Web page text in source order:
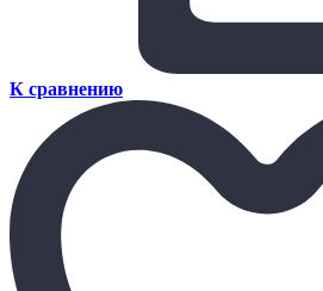
К сравнению